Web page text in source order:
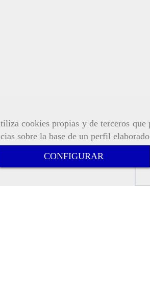
cookies propias y de terceros
sobre la base de un perfil
CONFIGURAR